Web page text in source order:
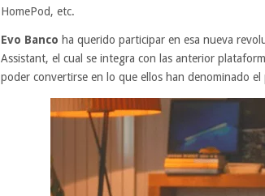
HomePod, etc.
Evo Banco ha querido participar en esa nueva
Assistant, el cual se integra con las anterior
poder convertirse en lo que ellos han denominado el